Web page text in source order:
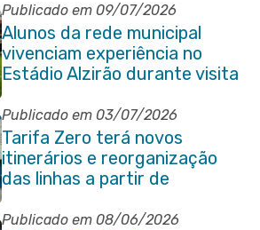
Publicado em 09/07/2026
Alunos da rede municipal
vivenciam experiência no
Estádio Alzirão durante visita
pedagógica
Publicado em 03/07/2026
Tarifa Zero terá novos
itinerários e reorganização
das linhas a partir de
segunda-feira (06/07)
Publicado em 08/06/2026